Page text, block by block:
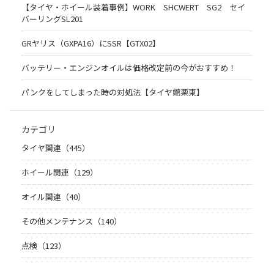
【タイヤ・ホイール装着事例】WORK SHCWERT SG2 セイ
バーリングSL201
GRヤリス（GXPA16）にSSR【GTX02】
バッテリー・エンジンオイルは価格改定前の今がおすすめ！
パンクをしてしまった時の対処法【タイヤ館栗東】
カテゴリ
タイヤ関連（445）
ホイール関連（129）
オイル関連（40）
その他メンテナンス（140）
点検（123）